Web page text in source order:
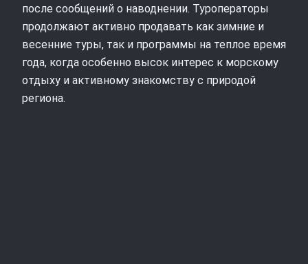
после сообщений о наводнении. Туроператоры
продолжают активно продавать как зимние и
весенние туры, так и программы на теплое время
года, когда особенно высок интерес к морскому
отдыху и активному знакомству с природой
региона.